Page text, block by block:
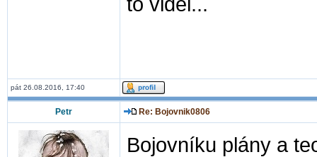
pát 26.08.2016, 17:40
Petr Re: Bojovnik0806
Bojovníku plány a